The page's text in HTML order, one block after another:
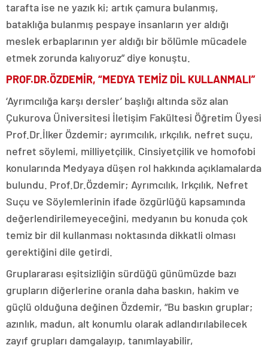
tarafta ise ne yazık ki; artık çamura bulanmış,
bataklığa bulanmış pespaye insanların yer aldığı
meslek erbaplarının yer aldığı bir bölümle mücadele
etmek zorunda kalıyoruz” diye konuştu.
PROF.DR.ÖZDEMİR, “MEDYA TEMİZ DİL KULLANMALI”
‘Ayrımcılığa karşı dersler’ başlığı altında söz alan
Çukurova Üniversitesi İletişim Fakültesi Öğretim Üyesi
Prof.Dr.İlker Özdemir; ayrımcılık, ırkçılık, nefret suçu,
nefret söylemi, milliyetçilik. Cinsiyetçilik ve homofobi
konularında Medyaya düşen rol hakkında açıklamalarda
bulundu. Prof.Dr.Özdemir; Ayrımcılık, Irkçılık, Nefret
Suçu ve Söylemlerinin ifade özgürlüğü kapsamında
değerlendirilemeyeceğini, medyanın bu konuda çok
temiz bir dil kullanması noktasında dikkatli olması
gerektiğini dile getirdi.
Gruplararası eşitsizliğin sürdüğü günümüzde bazı
grupların diğerlerine oranla daha baskın, hakim ve
güçlü olduğuna değinen Özdemir, “Bu baskın gruplar;
azınlık, madun, alt konumlu olarak adlandırılabilecek
zayıf grupları damgalayıp, tanımlayabilir,